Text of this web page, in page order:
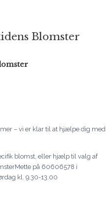
Blomster
– vi er klar til at hjælpe dig med
blomst, eller hjælp til valg af
på 60606578 i
kl. 9.30-13.00